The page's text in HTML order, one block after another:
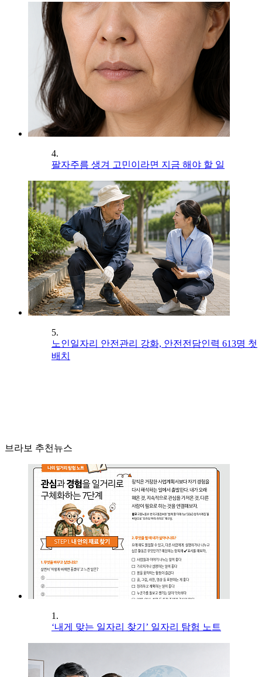
4.
팔자주름 생겨 고민이라면 지금 해야 할 일
5.
노인일자리 안전관리 강화, 안전전담인력 613명 첫
배치
브라보 추천뉴스
1.
‘내게 맞는 일자리 찾기’ 일자리 탐험 노트